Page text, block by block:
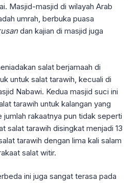
Masjid-masjid di wilayah Arab
umrah, berbuka puasa
dan kajian di masjid juga
salat berjamaah di
untuk salat tarawih, kecuali di
Nabawi. Kedua masjid suci ini
tarawih untuk kalangan yang
rakaatnya pun tidak seperti
salat tarawih disingkat menjadi 13
tarawih dengan lima kali salam
salat witir.
ini juga sangat terasa pada